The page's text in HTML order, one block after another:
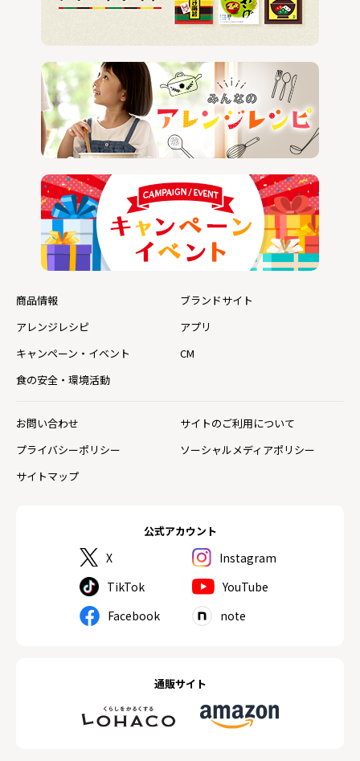
公式アカウント
X
Instagram
TikTok
YouTube
Facebook
note
通販サイト
商品情報
ブランドサイト
アレンジレシピ
アプリ
キャンペーン・イベント
CM
食の安全・環境活動
お問い合わせ
サイトのご利用について
プライバシーポリシー
ソーシャルメディアポリシー
サイトマップ